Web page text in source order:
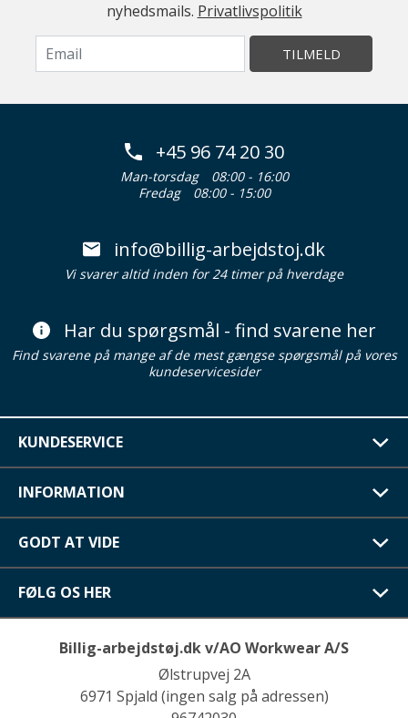
nyhedsmails. Privatlivspolitik
TILMELD
+45 96 74 20 30
Man-torsdag
08:00 - 16:00
Fredag
08:00 - 15:00
info@billig-arbejdstoj.dk
Vi svarer altid inden for 24 timer på hverdage
Har du spørgsmål - find svarene her
Find svarene på mange af de mest gængse spørgsmål på vores
kundeservicesider
KUNDESERVICE
INFORMATION
GODT AT VIDE
FØLG OS HER
Billig-arbejdstøj.dk v/AO Workwear A/S
Ølstrupvej 2A
6971 Spjald (ingen salg på adressen)